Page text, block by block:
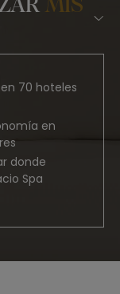
MIS
70 hoteles
en
donde
Spa